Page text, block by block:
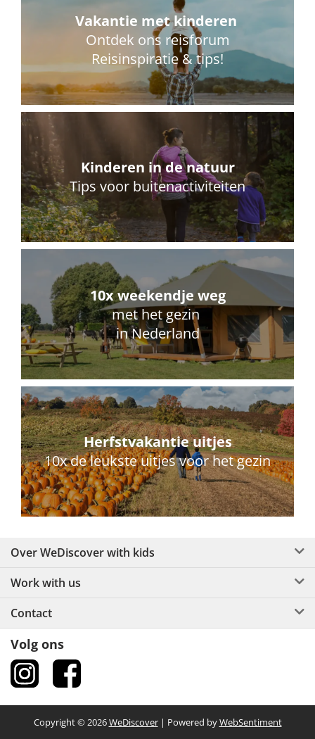
Vakantie met kinderen
Ontdek ons reisforum
Reisinspiratie & tips!
Kinderen in de natuur
Tips voor buitenactiviteiten
10x weekendje weg
met het gezin
in Nederland
Herfstvakantie uitjes
10x de leukste uitjes voor het gezin
Over WeDiscover with kids
Work with us
Contact
Volg ons
Copyright © 2026WeDiscover| Powered byWebSentiment